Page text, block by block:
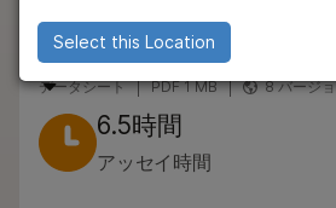
お気に入りの分野を選択
製品ライン別
すべての製品を見る
製品バンドル
Illumina DNA Prep with Exome
データシート PDF 1 MB 8 バージ
6.5時間
アッセイ時間
Select this Location